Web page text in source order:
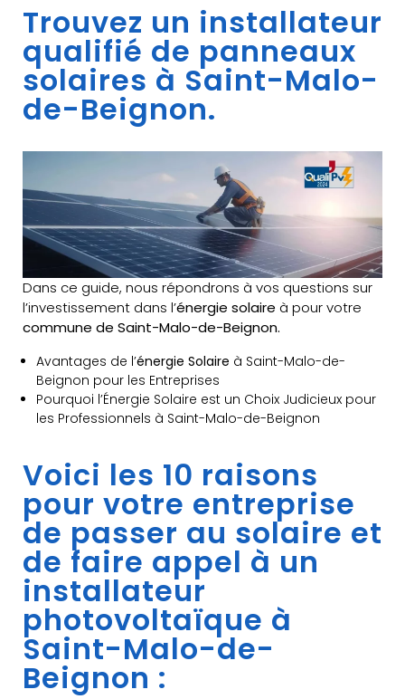
Trouvez un installateur
qualifié de panneaux
solaires à Saint-Malo-
de-Beignon.
Dans ce guide, nous répondrons à vos questions sur
l’investissement dans l’énergie solaire à pour votre
commune de Saint-Malo-de-Beignon.
Avantages de l’énergie Solaire à Saint-Malo-de-
Beignon pour les Entreprises
Pourquoi l’Énergie Solaire est un Choix Judicieux pour
les Professionnels à Saint-Malo-de-Beignon
Voici les 10 raisons
pour votre entreprise
de passer au solaire et
de faire appel à un
installateur
photovoltaïque à
Saint-Malo-de-
Beignon :